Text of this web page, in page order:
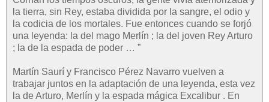
la tierra, sin Rey, estaba dividida por la sangre, el odio y
la codicia de los mortales. Fue entonces cuando se forjó
una leyenda: la del mago Merlín ; la del joven Rey Arturo
; la de la espada de poder … ”
Martín Saurí y Francisco Pérez Navarro vuelven a
trabajar juntos en la adaptación de una leyenda, esta vez
la de Arturo, Merlín y la espada mágica Excalibur . En